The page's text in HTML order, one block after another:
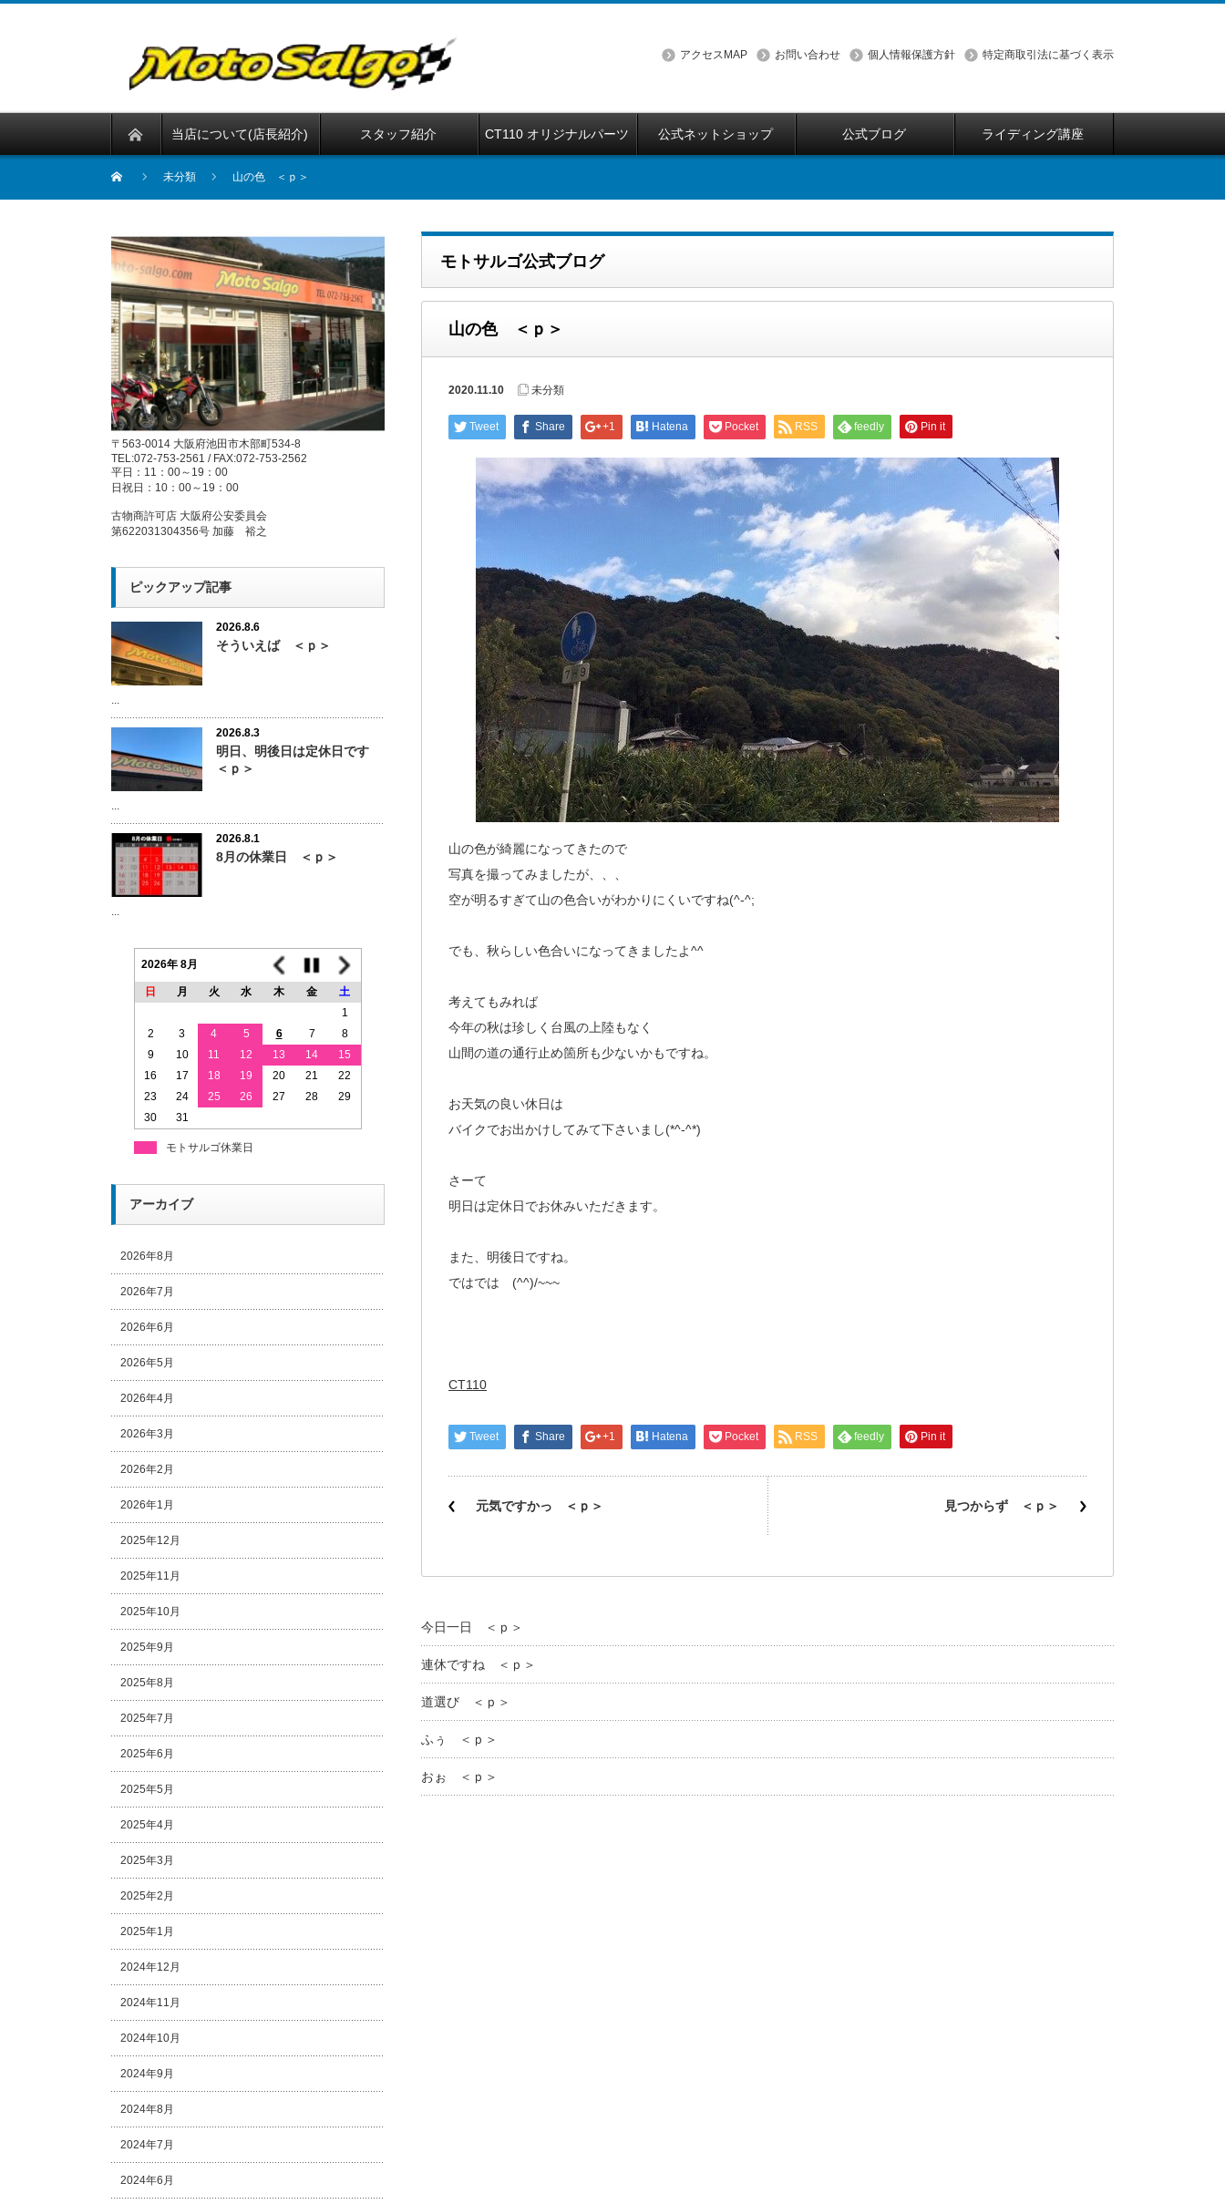
アクセスMAP お問い合わせ 個人情報保護方針 特定商取引法に基づく表示
当店について(店長紹介) スタッフ紹介 CT110 オリジナルパーツ 公式ネットショップ 公式ブログ ライディング講座
未分類 山の色 ＜ｐ＞
モトサルゴ公式ブログ
山の色 ＜ｐ＞
2020.11.10 未分類
Tweet Share +1 Hatena Pocket RSS feedly Pin it
山の色が綺麗になってきたので
写真を撮ってみましたが、、、
空が明るすぎて山の色合いがわかりにくいですね(^-^;
でも、秋らしい色合いになってきましたよ^^
考えてもみれば
今年の秋は珍しく台風の上陸もなく
山間の道の通行止め箇所も少ないかもですね。
お天気の良い休日は
バイクでお出かけしてみて下さいまし(*^-^*)
さーて
明日は定休日でお休みいただきます。
また、明後日ですね。
ではでは (^^)/~~~
CT110
Tweet Share +1 Hatena Pocket RSS feedly Pin it
元気ですかっ ＜ｐ＞ 見つからず ＜ｐ＞
今日一日 ＜ｐ＞
連休ですね ＜ｐ＞
道選び ＜ｐ＞
ふぅ ＜ｐ＞
おぉ ＜ｐ＞
〒563-0014 大阪府池田市木部町534-8
TEL:072-753-2561 / FAX:072-753-2562
平日：11：00～19：00
日祝日：10：00～19：00
古物商許可店 大阪府公安委員会
第622031304356号 加藤 裕之
ピックアップ記事
2026.8.6
そういえば ＜ｐ＞
...
2026.8.3
明日、明後日は定休日です
＜ｐ＞
...
2026.8.1
8月の休業日 ＜ｐ＞
...
2026年 8月
日 月 火 水 木 金
土
1
2
3 4 5 6 7
8
9
10 11 12 13 14
15
16
17 18 19 20 21
22
23
24 25 26 27 28
29
30
31
モトサルゴ休業日
アーカイブ
2026年8月
2026年7月
2026年6月
2026年5月
2026年4月
2026年3月
2026年2月
2026年1月
2025年12月
2025年11月
2025年10月
2025年9月
2025年8月
2025年7月
2025年6月
2025年5月
2025年4月
2025年3月
2025年2月
2025年1月
2024年12月
2024年11月
2024年10月
2024年9月
2024年8月
2024年7月
2024年6月